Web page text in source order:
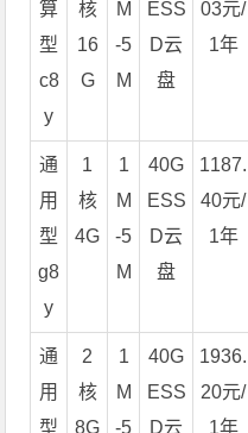
算
型
c8
y
核
16
G
M
-5
M
ESS
D云
盘
03元/
1年
通
用
型
g8
y
1
核
4G
1
M
-5
M
40G
ESS
D云
盘
1187.
40元/
1年
通
用
型
2
核
8G
1
M
-5
40G
ESS
D云
1936.
20元/
1年